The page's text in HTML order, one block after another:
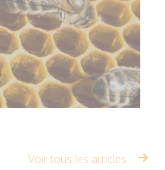
Voir tous les articles